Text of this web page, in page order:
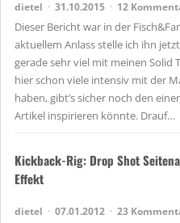
dietel 31.10.2015 12
Dieser Bericht war in der
aktuellem Anlass stelle ich ihn
gerade sehr viel mit meinen Solid
hier schon viele intensiv mit der
haben, gibt’s sicher noch den
Artikel inspirieren könnte. Drauf…
Kickback-Rig: Drop Shot
Effekt
dietel 07.01.2012 23